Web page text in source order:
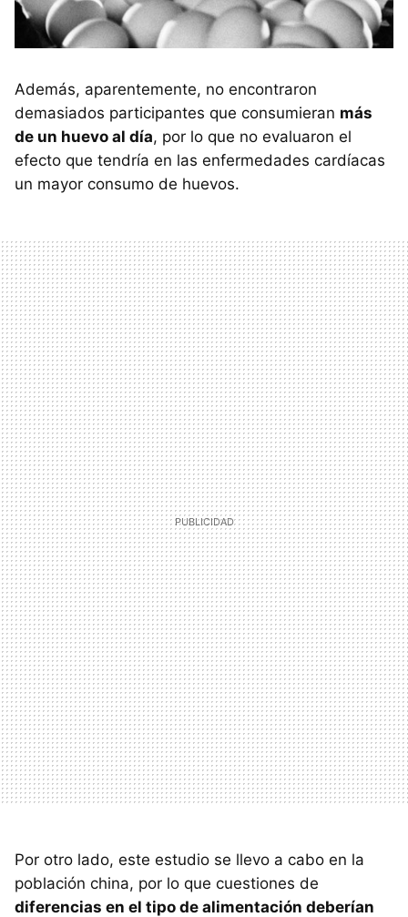
Además, aparentemente, no encontraron
demasiados participantes que consumieran más
de un huevo al día, por lo que no evaluaron el
efecto que tendría en las enfermedades cardíacas
un mayor consumo de huevos.
Por otro lado, este estudio se llevo a cabo en la
población china, por lo que cuestiones de
diferencias en el tipo de alimentación deberían